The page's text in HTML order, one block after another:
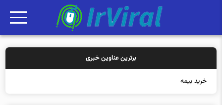
برترین عناوین خبری
خرید بیمه: سنتی یا